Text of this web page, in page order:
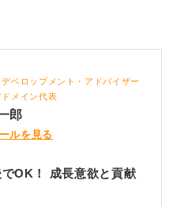
ベロップメント・アドバイザー
ドメイン代表
郎
ルを見る
OK！ 成長意欲と貢献